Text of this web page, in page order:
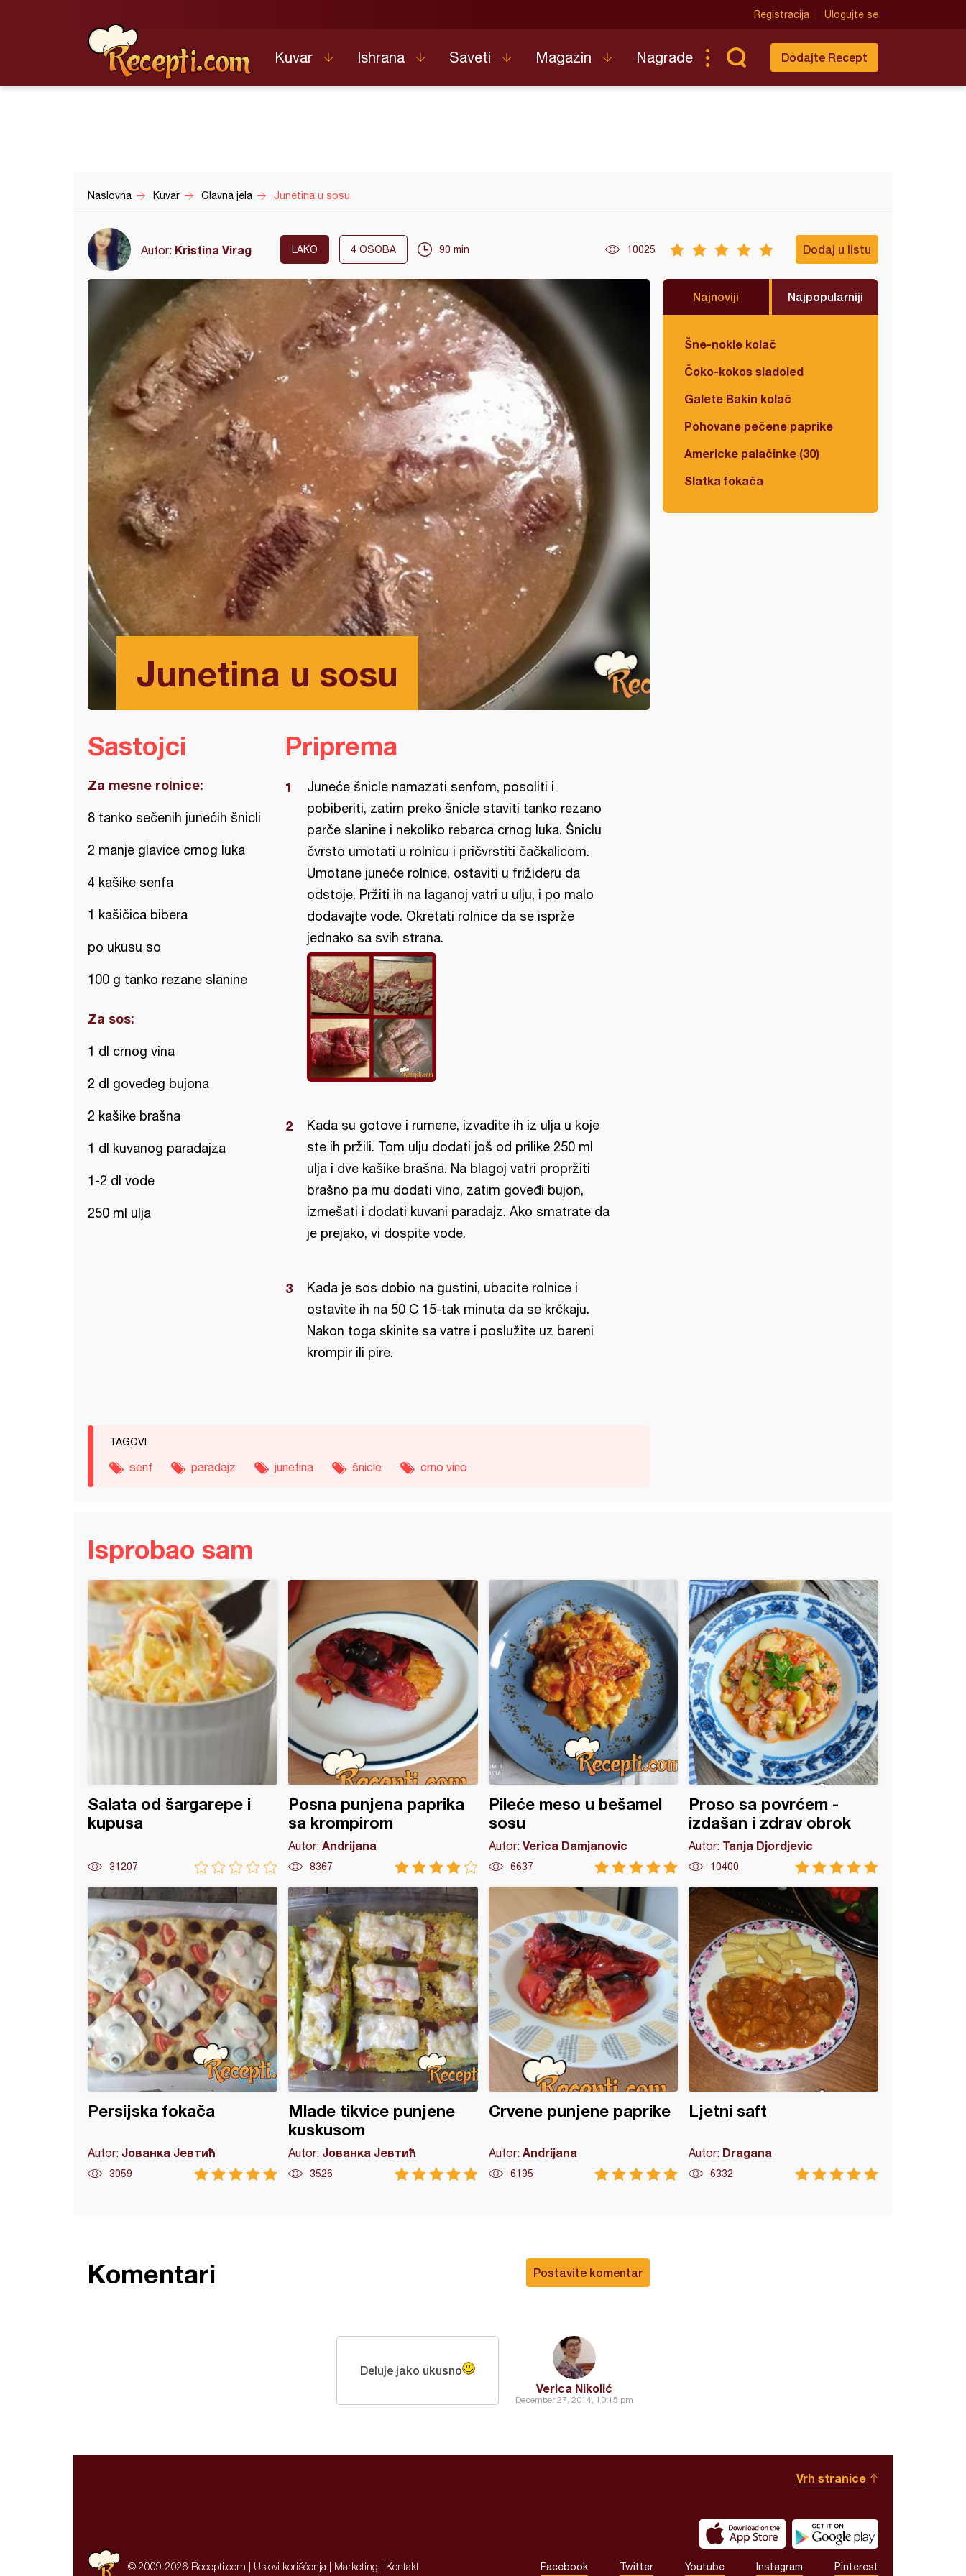
Registracija Ulogujte se
Kuvar Ishrana Saveti Magazin Nagrade Dodajte Recept
Naslovna Kuvar Glavna jela Junetina u sosu
Autor: Kristina Virag LAKO 4 OSOBA 90 min 10025 Dodaj u listu
Junetina u sosu
Najnoviji Najpopularniji
Šne-nokle kolač
Čoko-kokos sladoled
Galete Bakin kolač
Pohovane pečene paprike
Americke palačinke (30)
Slatka fokača
Sastojci
Za mesne rolnice:
8 tanko sečenih junećih šnicli
2 manje glavice crnog luka
4 kašike senfa
1 kašičica bibera
po ukusu so
100 g tanko rezane slanine
Za sos:
1 dl crnog vina
2 dl goveđeg bujona
2 kašike brašna
1 dl kuvanog paradajza
1-2 dl vode
250 ml ulja
Priprema
Juneće šnicle namazati senfom, posoliti i
pobiberiti, zatim preko šnicle staviti tanko rezano
parče slanine i nekoliko rebarca crnog luka. Šniclu
čvrsto umotati u rolnicu i pričvrstiti čačkalicom.
Umotane juneće rolnice, ostaviti u frižideru da
odstoje. Pržiti ih na laganoj vatri u ulju, i po malo
dodavajte vode. Okretati rolnice da se isprže
jednako sa svih strana.
Kada su gotove i rumene, izvadite ih iz ulja u koje
ste ih pržili. Tom ulju dodati još od prilike 250 ml
ulja i dve kašike brašna. Na blagoj vatri propržiti
brašno pa mu dodati vino, zatim goveđi bujon,
izmešati i dodati kuvani paradajz. Ako smatrate da
je prejako, vi dospite vode.
Kada je sos dobio na gustini, ubacite rolnice i
ostavite ih na 50 C 15-tak minuta da se krčkaju.
Nakon toga skinite sa vatre i poslužite uz bareni
krompir ili pire.
TAGOVI
senf paradajz junetina šnicle crno vino
Isprobao sam
Salata od šargarepe i
kupusa
31207
Posna punjena paprika
sa krompirom
Autor: Andrijana
8367
Pileće meso u bešamel
sosu
Autor: Verica Damjanovic
6637
Proso sa povrćem -
izdašan i zdrav obrok
Autor: Tanja Djordjevic
10400
sa povrćem - izdašan i zdrav obrok
Persijska fokača
Autor: Јованка Јевтић
3059
Mlade tikvice punjene
kuskusom
Autor: Јованка Јевтић
3526
Crvene punjene paprike
Autor: Andrijana
6195
Ljetni saft
Autor: Dragana
6332
Postavite komentar
Komentari
Verica Nikolić
December 27, 2014, 10:15 pm
Deluje jako ukusno
Vrh stranice
© 2009-2026 Recepti.com | Uslovi korišćenja Marketing Kontakt Facebook Twitter Youtube Instagram Pinterest